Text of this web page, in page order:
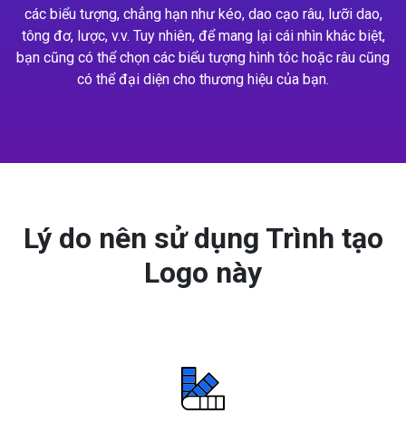
các biểu tượng, chẳng hạn như kéo, dao cạo râu, lưỡi dao,
tông đơ, lược, v.v. Tuy nhiên, để mang lại cái nhìn khác biệt,
bạn cũng có thể chọn các biểu tượng hình tóc hoặc râu cũng
có thể đại diện cho thương hiệu của bạn.
Lý do nên sử dụng Trình tạo
Logo này